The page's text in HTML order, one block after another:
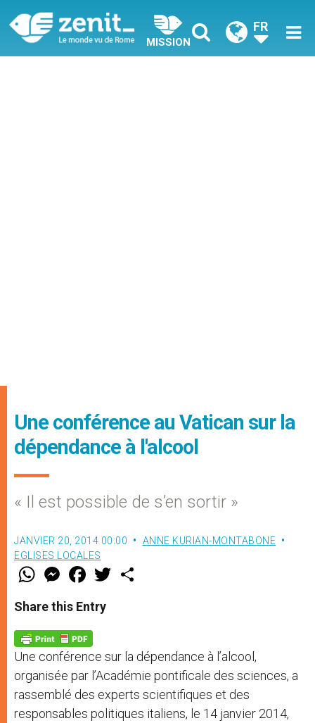
MISSION
FR
Une conférence au Vatican sur la
dépendance à l'alcool
« Il est possible de s’en sortir »
JANVIER 20, 2014 00:00
ANNE KURIAN-MONTABONE
EGLISES LOCALES
W
t
s
p
p
M
e
s
e
g
e
r
F
a
e
b
o
k
w
Share this Entry
Une conférence sur la dépendance à l’alcool,
organisée par l’Académie pontificale des sciences, a
rassemblé des experts scientifiques et des
responsables politiques italiens, le 14 janvier 2014,